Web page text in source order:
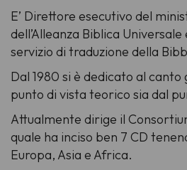
E’ Direttore esecutivo del
dell’Alleanza Biblica
servizio di traduzione della
Dal 1980 si è dedicato al
punto di vista teorico sia dal
Attualmente dirige il
quale ha inciso ben 7 CD
Europa, Asia e Africa.